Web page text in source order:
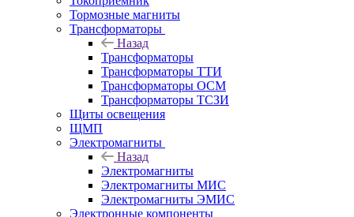
Тормозные магниты
Трансформаторы
Назад
Трансформаторы
Трансформаторы ТТИ
Трансформаторы ОСМ
Трансформаторы ТСЗИ
Щиты освещения
ЩМП
Электромагниты
Назад
Электромагниты
Электромагниты МИС
Электромагниты ЭМИС
Электронные компоненты